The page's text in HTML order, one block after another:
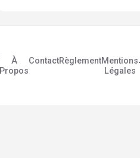
À
Propos
ContactRèglementMentions
Légales